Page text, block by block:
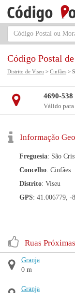
Código Postal
Distrito de Viseu > Cinfães >
4690-
Válido para
Informação
Freguesia: São
Concelho: Cinfães
Distrito: Viseu
GPS: 41.006779, -
Ruas Próximas
Granja
0 m
Granja